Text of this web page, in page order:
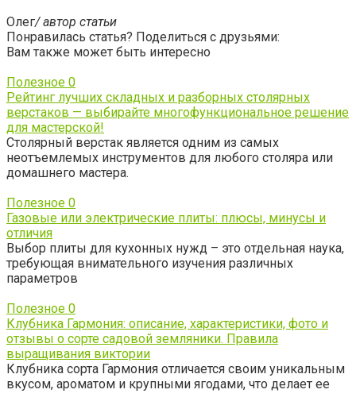
Олег/ автор статьи
Понравилась статья? Поделиться с друзьями:
Вам также может быть интересно
Полезное 0
Рейтинг лучших складных и разборных столярных
верстаков — выбирайте многофункциональное решение
для мастерской!
Столярный верстак является одним из самых
неотъемлемых инструментов для любого столяра или
домашнего мастера.
Полезное 0
Газовые или электрические плиты: плюсы, минусы и
отличия
Выбор плиты для кухонных нужд – это отдельная наука,
требующая внимательного изучения различных
параметров
Полезное 0
Клубника Гармония: описание, характеристики, фото и
отзывы о сорте садовой земляники. Правила
выращивания виктории
Клубника сорта Гармония отличается своим уникальным
вкусом, ароматом и крупными ягодами, что делает ее